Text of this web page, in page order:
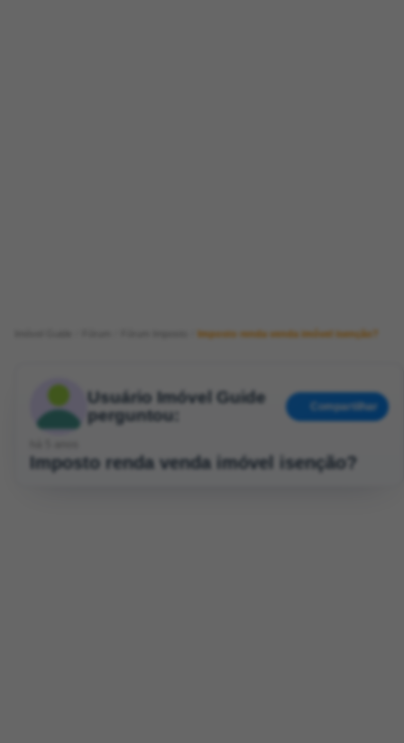
Imposto renda venda imóvel isenção?
Usuário Imóvel Guide
perguntou:
Compartilhar
Imposto renda venda imóvel isenção?